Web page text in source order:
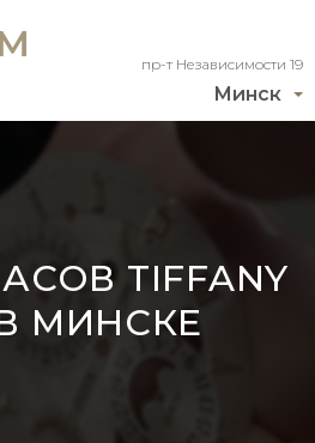
Минск
пр-т Независимости 19
TIFFANY
В МИНСКЕ